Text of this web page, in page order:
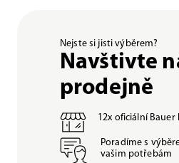
Nejste si jisti výběrem?
Navštivte
prodejně
12x oficiální Bauer
Poradíme s
vašim potřebám